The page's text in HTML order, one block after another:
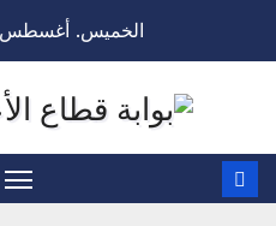
الخميس. أغسطس 6th, 2026